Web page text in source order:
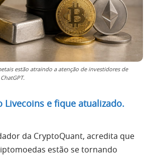
estão atraindo a atenção de investidores de
Livecoins e fique atualizado.
da CryptoQuant, acredita que
estão se tornando